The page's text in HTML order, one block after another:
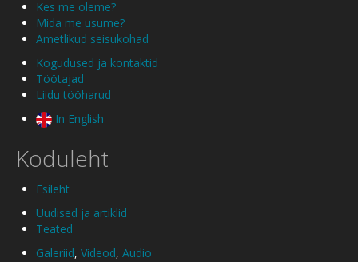
Kes me oleme?
Mida me usume?
Ametlikud seisukohad
Kogudused ja kontaktid
Töötajad
Liidu tööharud
In English
Koduleht
Esileht
Uudised ja artiklid
Teated
Galeriid, Videod, Audio